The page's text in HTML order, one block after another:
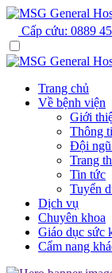
Cấp cứu: 0889
Trang chủ
Về bệnh viện
Giới
Thông
Đội ngũ
Trang
Tin tức
Tuyển
Dịch vụ
Chuyên khoa
Giáo dục sức
Cẩm nang